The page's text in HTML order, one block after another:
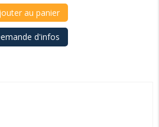
au panier
d'infos